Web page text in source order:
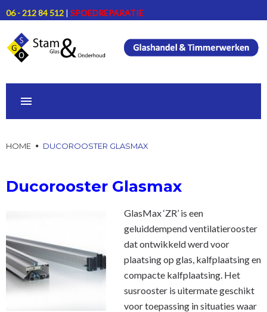
Skip
to
content
06 - 212 84 512 | SPOEDREPARATIE
CONTACT
OVER ONS
HOME DUCOROOSTER GLASMAX
Ducorooster
Glasmax
Ducorooster Glasmax
GlasMax ‘ZR’ is een
geluiddempend ventilatierooster
dat ontwikkeld werd voor
plaatsing op glas, kalfplaatsing en
compacte kalfplaatsing. Het
susrooster is uitermate geschikt
voor toepassing in situaties waar